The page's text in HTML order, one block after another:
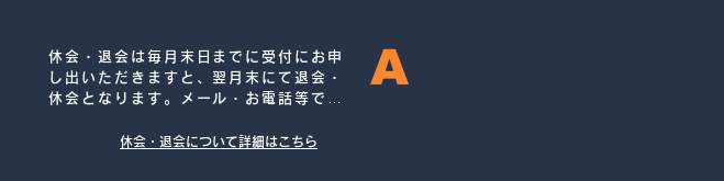
休会・退会は毎月末日までに受付にお申
し出いただきますと、翌月末にて退会・
休会となります。メール・お電話等では
ださい。（例：3月いっぱいで休会（退
A
休会・退会について詳細はこちら